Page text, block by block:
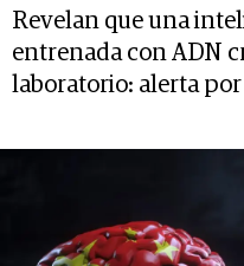
Revelan que una
entrenada con ADN
laboratorio: alerta